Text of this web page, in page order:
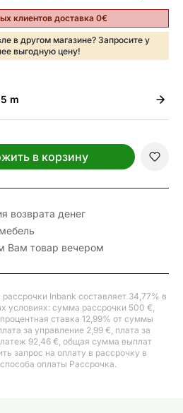
клиентов доставка 0€
в другом магазине? Запросите у
выгодную цену!
m
в корзину
возврата денег
Вам товар вечером
Inbank составляет 34,77% в
условиях: сумма рассрочки 500 €,
ставка 12,99% от суммы
за управление 2,99 €, плата за
92,46 €, общая сумма выплат
запрос на оплату в рассрочку в
оплаты Рассрочка.